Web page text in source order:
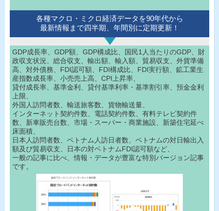
各種マクロ・ミクロ経済データを90年代から
最新情報まで四半期、年間別に定期更新！
GDP成長率、GDP額、GDP構成比、国民1人当たりのGDP、財
政収支状況、総合収支、輸出額、輸入額、貿易収支、外貨準備
高、対外債務、FDI認可額、FDI構成比、FDI実行額、鉱工業生
産指数成長率、小売売上高、CPI上昇率、
貸付成長率、基準金利、貸付基準利率・基準割引率、預金金利
上限、
外国人訪問者数、輸送旅客数、貨物輸送量、
インターネット契約件数、電話契約件数、有料テレビ契約件
数、新車販売台数、市場・スーパー・商業施設、新築住宅延べ
床面積、
日本人訪問者数、ベトナム人訪日者数、ベトナムの対日輸出入
額及び貿易収支、日本の対ベトナムFDI認可額など、
一般の記事に比べ、情報・データが豊富な特別バージョン記事
です。